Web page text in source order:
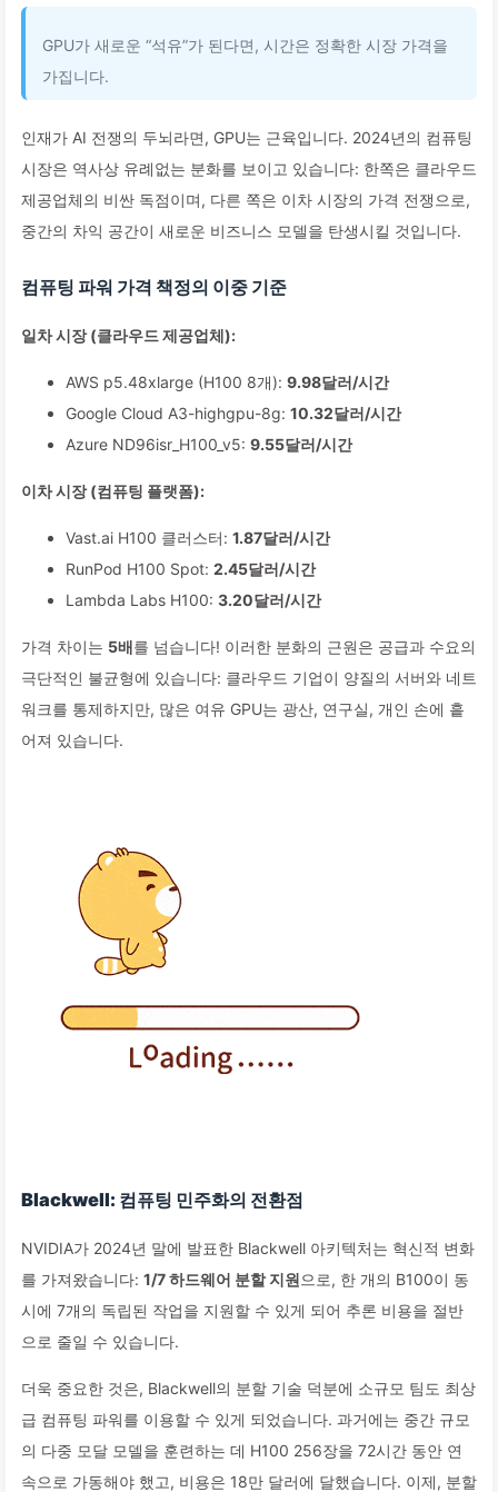
GPU가 새로운 “석유”가 된다면, 시간은 정확한 시장 가격을
가집니다.
인재가 AI 전쟁의 두뇌라면, GPU는 근육입니다. 2024년의 컴퓨팅
시장은 역사상 유례없는 분화를 보이고 있습니다: 한쪽은 클라우드
제공업체의 비싼 독점이며, 다른 쪽은 이차 시장의 가격 전쟁으로,
중간의 차익 공간이 새로운 비즈니스 모델을 탄생시킬 것입니다.
컴퓨팅 파워 가격 책정의 이중 기준
일차 시장 (클라우드 제공업체):
AWS p5.48xlarge (H100 8개): 9.98달러/시간
Google Cloud A3-highgpu-8g: 10.32달러/시간
Azure ND96isr_H100_v5: 9.55달러/시간
이차 시장 (컴퓨팅 플랫폼):
Vast.ai H100 클러스터: 1.87달러/시간
RunPod H100 Spot: 2.45달러/시간
Lambda Labs H100: 3.20달러/시간
가격 차이는 5배를 넘습니다! 이러한 분화의 근원은 공급과 수요의
극단적인 불균형에 있습니다: 클라우드 기업이 양질의 서버와 네트
워크를 통제하지만, 많은 여유 GPU는 광산, 연구실, 개인 손에 흩
어져 있습니다.
Blackwell: 컴퓨팅 민주화의 전환점
NVIDIA가 2024년 말에 발표한 Blackwell 아키텍처는 혁신적 변화
를 가져왔습니다: 1/7 하드웨어 분할 지원으로, 한 개의 B100이 동
시에 7개의 독립된 작업을 지원할 수 있게 되어 추론 비용을 절반
으로 줄일 수 있습니다.
더욱 중요한 것은, Blackwell의 분할 기술 덕분에 소규모 팀도 최상
급 컴퓨팅 파워를 이용할 수 있게 되었습니다. 과거에는 중간 규모
의 다중 모달 모델을 훈련하는 데 H100 256장을 72시간 동안 연
속으로 가동해야 했고, 비용은 18만 달러에 달했습니다. 이제, 분할